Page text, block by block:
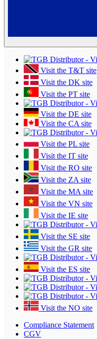
Visit the T&T site
Visit the DK site
Visit the PT site
Visit the DE site
Visit the CA site
Visit the PL site
Visit the IT site
Visit the RO site
Visit the ZA site
Visit the MA site
Visit the VN site
Visit the IE site
Visit the SE site
Visit the GR site
Visit the ES site
Visit the NO site
Compliance Statement
CGV